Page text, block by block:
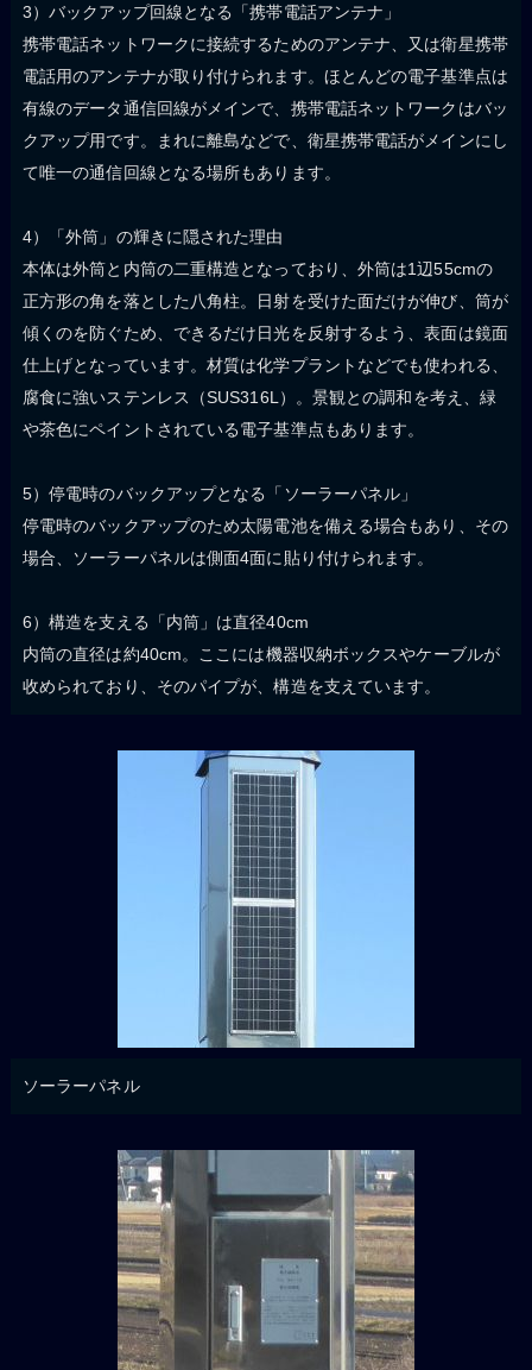
3）バックアップ回線となる「携帯電話アンテナ」
携帯電話ネットワークに接続するためのアンテナ、又は衛星携帯
電話用のアンテナが取り付けられます。ほとんどの電子基準点は
有線のデータ通信回線がメインで、携帯電話ネットワークはバッ
クアップ用です。まれに離島などで、衛星携帯電話がメインにし
て唯一の通信回線となる場所もあります。
4）「外筒」の輝きに隠された理由
本体は外筒と内筒の二重構造となっており、外筒は1辺55cmの
正方形の角を落とした八角柱。日射を受けた面だけが伸び、筒が
傾くのを防ぐため、できるだけ日光を反射するよう、表面は鏡面
仕上げとなっています。材質は化学プラントなどでも使われる、
腐食に強いステンレス（SUS316L）。景観との調和を考え、緑
や茶色にペイントされている電子基準点もあります。
5）停電時のバックアップとなる「ソーラーパネル」
停電時のバックアップのため太陽電池を備える場合もあり、その
場合、ソーラーパネルは側面4面に貼り付けられます。
6）構造を支える「内筒」は直径40cm
内筒の直径は約40cm。ここには機器収納ボックスやケーブルが
收められており、そのパイプが、構造を支えています。
ソーラーパネル